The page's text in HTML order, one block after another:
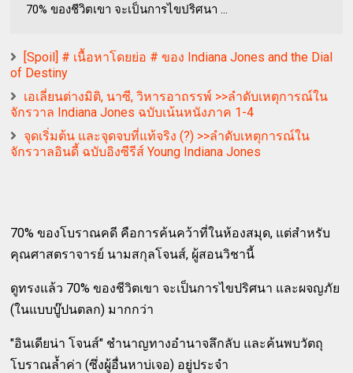
70% ของชีวิตเขา จะเป็นการไขปริศนา ...
[Spoil] # เนื้อหาโดยย่อ # ของ Indiana Jones and the Dial
of Destiny
เอเลี่ยนต่างมิติ, นาซี, วิหารอาถรรพ์ >>ลำดับเหตุการณ์ใน
จักรวาล Indiana Jones ฉบับเน้นหนังภาค 1-4
จุดเริ่มต้น และจุดจบที่แท้จริง (?) >>ลำดับเหตุการณ์ใน
จักรวาลอินดี้ ฉบับอิงซีรีส์ Young Indiana Jones
70% ของโบราณคดี คือการค้นคว้าที่ในห้องสมุด, แต่สำหรับ
คุณศาสตราจารย์ นามสกุลโจนส์, ผู้สอนวิชานี้
ดูทรงแล้ว 70% ของชีวิตเขา จะเป็นการไขปริศนา และผจญภัย
(ในแบบบู๊ปนตลก) มากกว่า
"อินเดียน่า โจนส์" ชำนาญทางอำนาจลึกลับ และค้นพบวัตถุ
โบราณล้ำค่า (ซึ่งผู้อื่นหาบ่เจอ) อยู่ประจำ